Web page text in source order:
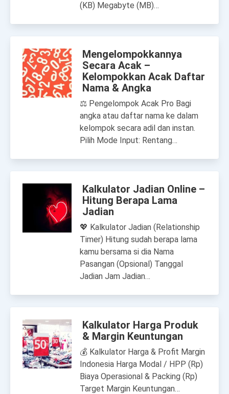
(KB) Megabyte (MB)…
Mengelompokkannya
Secara Acak –
Kelompokkan Acak Daftar
Nama & Angka
⚖ Pengelompok Acak Pro Bagi
angka atau daftar nama ke dalam
kelompok secara adil dan instan.
Pilih Mode Input: Rentang…
Kalkulator Jadian Online –
Hitung Berapa Lama
Jadian
💖 Kalkulator Jadian (Relationship
Timer) Hitung sudah berapa lama
kamu bersama si dia Nama
Pasangan (Opsional) Tanggal
Jadian Jam Jadian…
Kalkulator Harga Produk
& Margin Keuntungan
💰 Kalkulator Harga & Profit Margin
Indonesia Harga Modal / HPP (Rp)
Biaya Operasional & Packing (Rp)
Target Margin Keuntungan…